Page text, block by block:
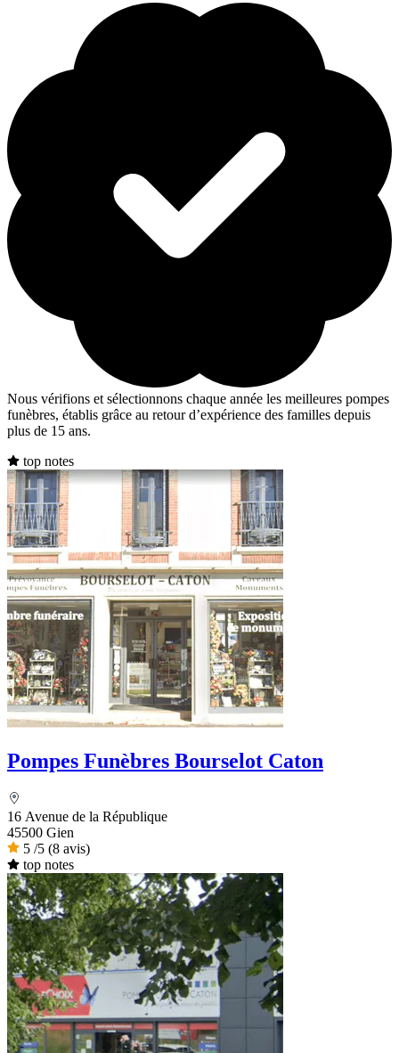
Nous vérifions et sélectionnons chaque année les meilleures pompes
funèbres, établis grâce au retour d’expérience des familles depuis
plus de 15 ans.
top notes
Pompes Funèbres Bourselot Caton
16 Avenue de la République
45500 Gien
5 /5 (8 avis)
top notes